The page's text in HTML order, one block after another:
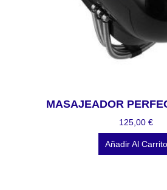
MASAJEADOR
125,00 €
Añadir Al Carrito